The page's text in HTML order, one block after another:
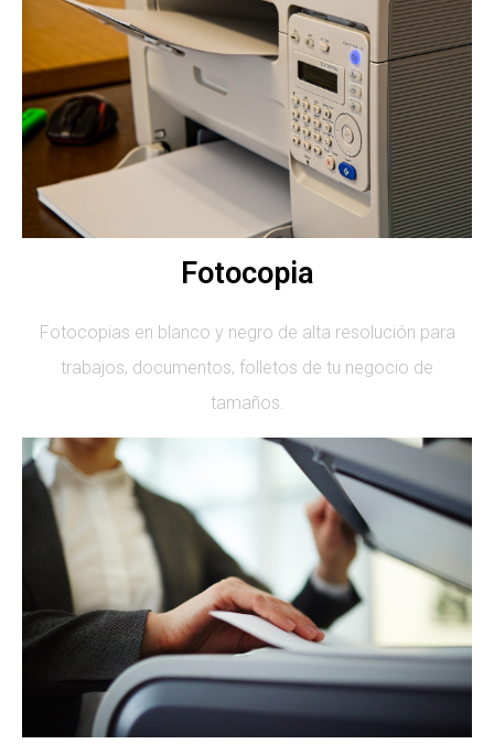
Fotocopia
Fotocopias en blanco y negro de alta resolución para
trabajos, documentos, folletos de tu negocio de
tamaños.